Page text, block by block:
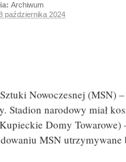
Archiwum
października 2024
Nowoczesnej (MSN)
Stadion narodowy miał
Domy Towarowe)
MSN utrzymywane